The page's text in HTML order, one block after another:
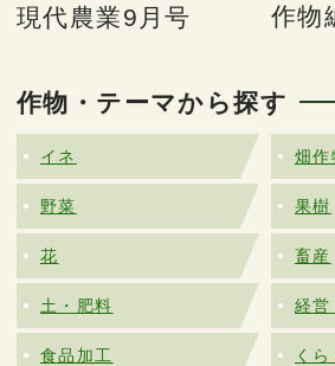
現代農業9月号
作物
作物・テーマから探す
イネ 畑作
野菜 果樹
花 畜産
土・肥料 経営
食品加工 く